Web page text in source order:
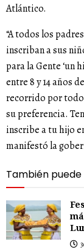
Atlántico.
“A todos los
inscriban a sus
para la Gente ‘un
entre 8 y 14 años
recorrido por
su preferencia.
inscribe a tu hijo
manifestó la
También puede